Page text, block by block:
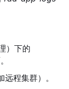
）下的
远程集群）。